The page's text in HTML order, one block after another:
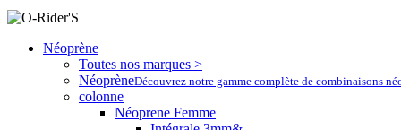
Néoprène
Toutes nos marques >
NéoprèneDécouvrez notre gamme complète de combinaisons
colonne
Néoprene Femme